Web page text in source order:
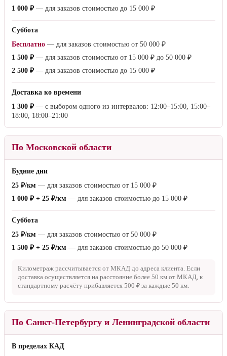
1 000 ₽— для заказов стоимостью до 15 000 ₽
Суббота
Бесплатно — для заказов стоимостью от 50 000 ₽
1 500 ₽— для заказов стоимостью от 15 000 ₽ до 50 000 ₽
2 500 ₽— для заказов стоимостью до 15 000 ₽
Доставка ко времени
1 300 ₽— с выбором одного из интервалов: 12:00–15:00, 15:00–
18:00, 18:00–21:00
По Московской области
Будние дни
25 ₽/км — для заказов стоимостью от 15 000 ₽
1 000 ₽ + 25 ₽/км — для заказов стоимостью до 15 000 ₽
Суббота
25 ₽/км — для заказов стоимостью от 50 000 ₽
1 500 ₽ + 25 ₽/км — для заказов стоимостью до 50 000 ₽
Километраж рассчитывается от МКАД до адреса клиента. Если
доставка осуществляется на расстояние более 50 км от МКАД, к
стандартному расчёту прибавляется 500 ₽ за каждые 50 км.
По Санкт-Петербургу и Ленинградской области
В пределах КАД